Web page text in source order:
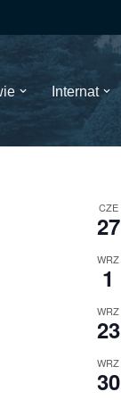
Internat
CZE
27
WRZ
1
WRZ
23
WRZ
30